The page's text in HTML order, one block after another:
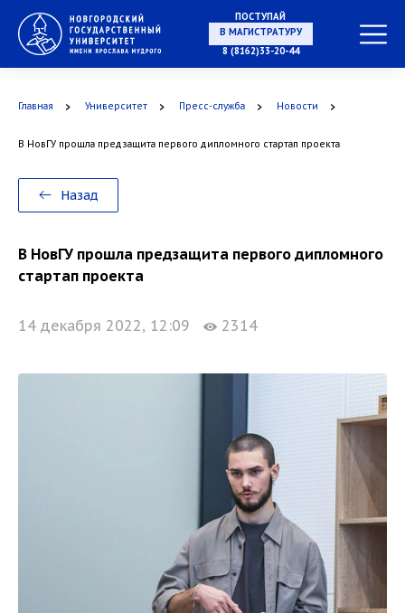
ПОСТУПАЙ
8 (8162)33-20-44
Главная Университет Пресс-служба Новости
В НовГУ прошла предзащита первого дипломного стартап проекта
Назад
В НовГУ прошла предзащита первого дипломного
стартап проекта
14 декабря 2022, 12:09 2314